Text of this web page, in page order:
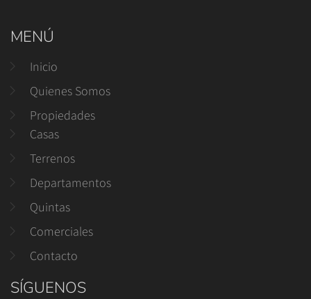
MENÚ
Inicio
Quienes Somos
Propiedades
Casas
Terrenos
Departamentos
Quintas
Comerciales
Contacto
SÍGUENOS